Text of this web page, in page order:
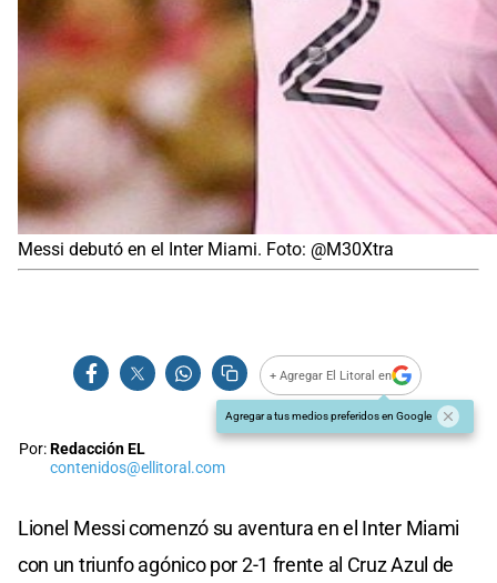
Messi debutó en el Inter Miami. Foto: @M30Xtra
+ Agregar El Litoral en
Agregar a tus medios preferidos en Google
Por:Redacción EL
contenidos@ellitoral.com
Lionel Messi comenzó su aventura en el Inter Miami
con un triunfo agónico por 2-1 frente al Cruz Azul de